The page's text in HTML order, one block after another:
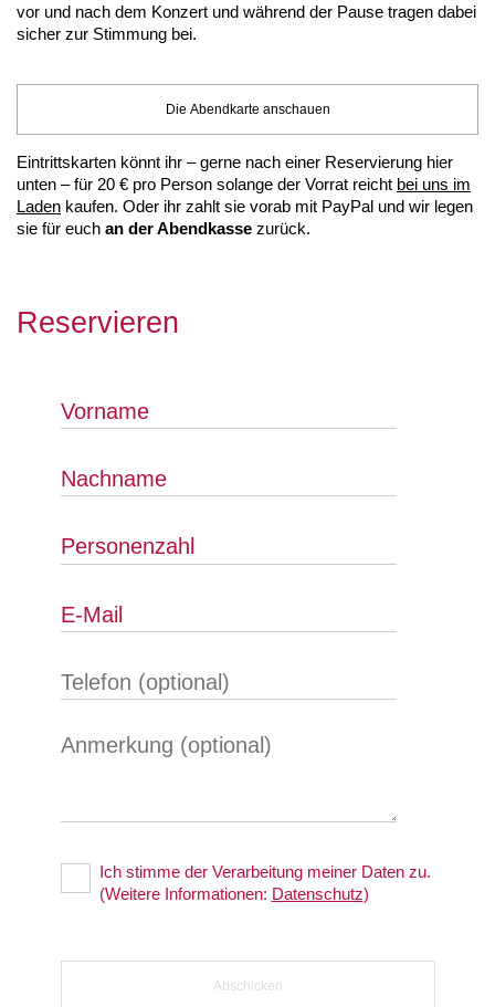
vor und nach dem Konzert und während der Pause tragen dabei
sicher zur Stimmung bei.
Die Abendkarte anschauen
Eintrittskarten könnt ihr – gerne nach einer Reservierung hier
unten – für 20 € pro Person solange der Vorrat reicht bei uns im
Laden kaufen. Oder ihr zahlt sie vorab mit PayPal und wir legen
sie für euch an der Abendkasse zurück.
Reservieren
Ich stimme der Verarbeitung meiner Daten zu.
(Weitere Informationen: Datenschutz)
Abschicken